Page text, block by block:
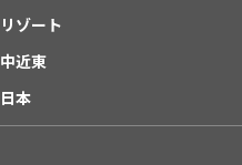
リゾート
中近東
日本